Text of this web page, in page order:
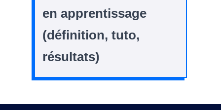
en apprentissage
(définition, tuto,
résultats)